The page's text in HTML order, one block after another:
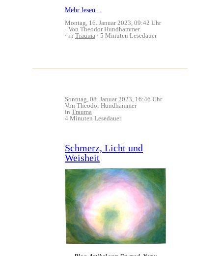
Mehr lesen…
Montag, 16. Januar 2023, 09:42 Uhr
Von Theodor Hundhammer
in Trauma 5 Minuten Lesedauer
Sonntag, 08. Januar 2023, 16:46 Uhr
Von Theodor Hundhammer
in Trauma
4 Minuten Lesedauer
Schmerz, Licht und
Weisheit